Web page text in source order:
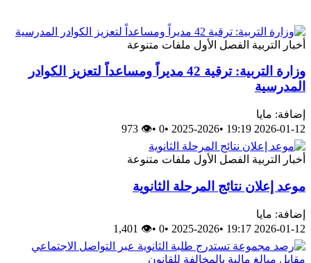
أخبار التربية الفصل الأول ملفات متنوعة
وزارة التربية: ترقية 42 مديراً ومساعداً لتعزيز الكوادر
المدرسية
إضافة: مايا
2026-01-12 19:19
•
2025-2026
•
0
•
👁 973
أخبار التربية الفصل الأول ملفات متنوعة
موعد إعلان نتائج المرحلة الثانوية
إضافة: مايا
2026-01-12 19:17
•
2025-2026
•
0
•
👁 1,401